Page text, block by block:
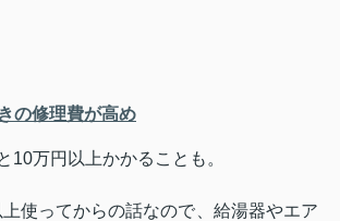
の修理費が高め
10万円以上かかることも。
使ってからの話なので、給湯器やエア